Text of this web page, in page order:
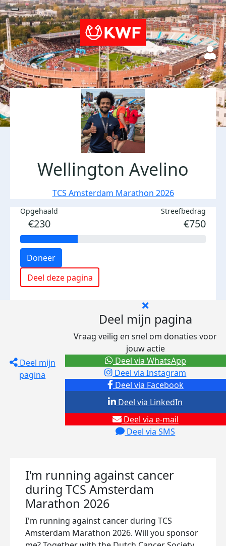
Wellington Avelino
TCS Amsterdam Marathon 2026
Opgehaald
€230
Streefbedrag
€750
Doneer
Deel deze pagina
Deel mijn
pagina
Deel mijn pagina
Vraag veilig en snel om donaties voor
jouw actie
Deel via Facebook
Deel via Instagram
Deel via e-mail
Deel via SMS
Deel via LinkedIn
Deel via WhatsApp
I'm running against cancer
during TCS Amsterdam
Marathon 2026
I'm running against cancer during TCS
Amsterdam Marathon 2026. Will you sponsor